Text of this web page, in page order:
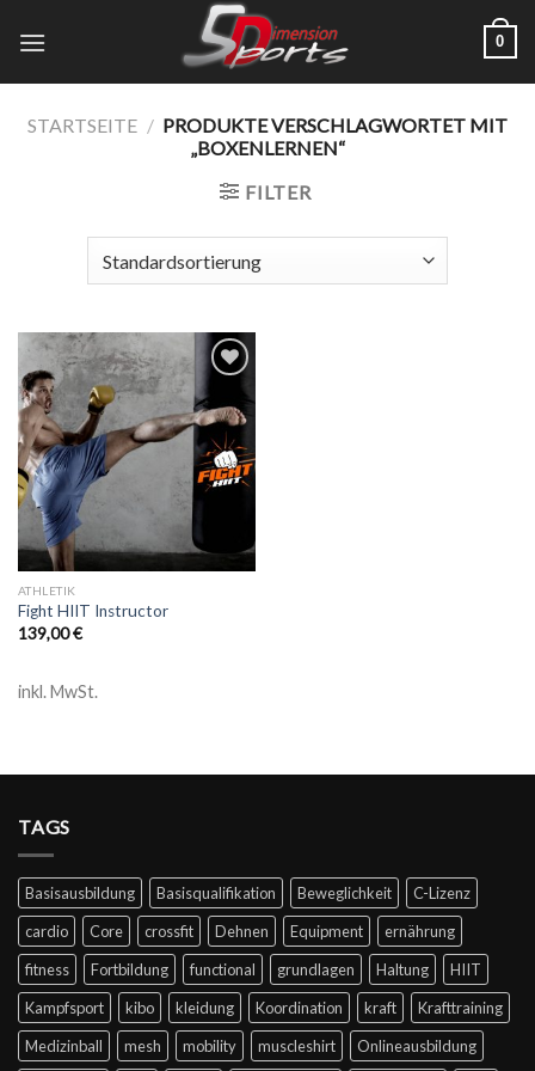
Inhalt
0
STARTSEITE / PRODUKTE VERSCHLAGWORTET MIT
„BOXENLERNEN“
FILTER
wishlist
ATHLETIK
Fight HIIT Instructor
139,00€
inkl. MwSt.
TAGS
Basisausbildung Basisqualifikation Beweglichkeit
C-Lizenz
cardio
Core crossfit Dehnen Equipment
ernährung
fitness
Fortbildung functional grundlagen Haltung
HIIT
Kampfsport
kibo kleidung Koordination kraft
Krafttraining
Medizinball
mesh mobility muscleshirt Onlineausbildung